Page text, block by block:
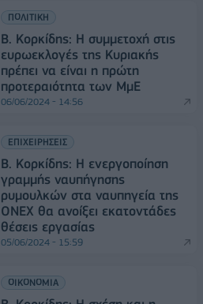
ΠΟΛΙΤΙΚΗ
Β. Κορκίδης: Η συμμετοχή στις
ευρωεκλογές της Κυριακής
πρέπει να είναι η πρώτη
προτεραιότητα των ΜμΕ
06/06/2024 - 14:56
ΕΠΙΧΕΙΡΗΣΕΙΣ
Β. Κορκίδης: Η ενεργοποίηση
γραμμής ναυπήγησης
ρυμουλκών στα ναυπηγεία της
ΟΝΕΧ θα ανοίξει εκατοντάδες
θέσεις εργασίας
05/06/2024 - 15:59
ΟΙΚΟΝΟΜΙΑ